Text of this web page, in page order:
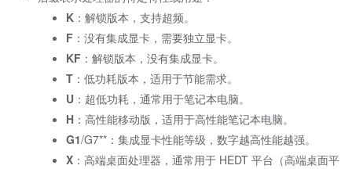
K ：解锁版本，支持超频。
F ：没有集成显卡，需要独立显卡。
KF ：解锁版本，没有集成显卡。
T ：低功耗版本，适用于节能需求。
U ：超低功耗，通常用于笔记本电脑。
H ：高性能移动版，适用于高性能笔记本电脑。
G1/G7**：集成显卡性能等级，数字越高性能越强。
X ：高端桌面处理器，通常用于 HEDT 平台（高端桌面平